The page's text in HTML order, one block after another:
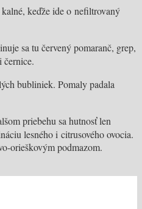
keďže ide o nefiltrovaný
sa tu červený pomaranč, grep,
černice.
bubliniek. Pomaly padala
priebehu sa hutnosť len
lesného i citrusového ovocia.
orieškovým podmazom.